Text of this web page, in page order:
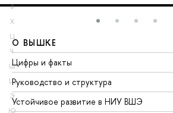
Ф
Х
Ц
Ч
Ш
Щ
Э
Ю
О ВЫШКЕ
Цифры и факты
Руководство и структура
Устойчивое развитие в НИУ ВШЭ